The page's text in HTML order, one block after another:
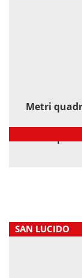
Metri
SAN LUCIDO